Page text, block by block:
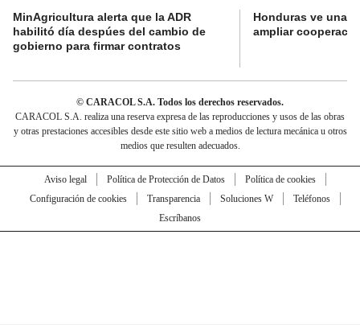
MinAgricultura alerta que la ADR
habilitó día despúes del cambio de
gobierno para firmar contratos
Honduras ve una
ampliar
© CARACOL S.A. Todos los derechos reservados.
CARACOL S.A. realiza una reserva expresa de las reproducciones y usos de las obras
y otras prestaciones accesibles desde este sitio web a medios de lectura mecánica u otros
medios que resulten adecuados.
Aviso legal Política de Protección de Datos
Política de cookies
Configuración de cookies
Transparencia Soluciones W
Teléfonos
Escríbanos